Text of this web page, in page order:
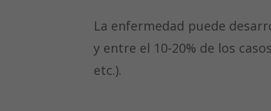
La enfermedad puede
y entre el 10-20% de los
etc.).